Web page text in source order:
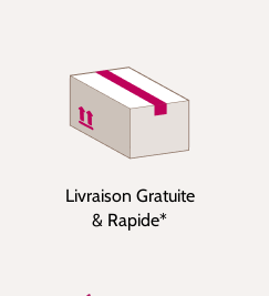
Livraison Gratuite
& Rapide*